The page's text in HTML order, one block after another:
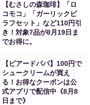
【むさしの森珈琲】「ロ
コモコ」「ガーリックピ
ラフセット」など110円引
き！対象7品が8月19日ま
でお得に。
【ビアードパパ】100円で
シュークリームが買え
る！お得なクーポンは公
式アプリで配信中《8月8
日まで》